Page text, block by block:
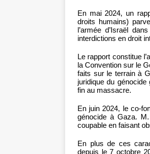
En mai 2024, un
droits humains)
l’armée d’Israël
interdictions en droit
Le rapport constitue
la Convention sur le
faits sur le terrain à
juridique du génocide
fin au massacre.
En juin 2024, le co-
génocide à Gaza.
coupable en faisant
En plus de ces
depuis le 7 octobre